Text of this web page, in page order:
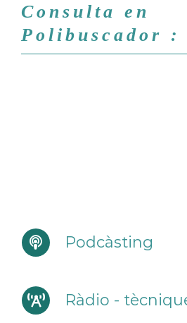
Consulta en
Polibuscador :
Podcàsting
Ràdio -